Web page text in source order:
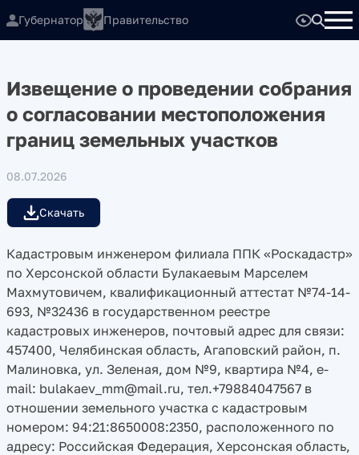
Губернатор Правительство
Извещение о проведении собрания
о согласовании местоположения
границ земельных участков
08.07.2026
Скачать
Кадастровым инженером филиала ППК «Роскадастр»
по Херсонской области Булакаевым Марселем
Махмутовичем, квалификационный аттестат №74-14-
693, №32436 в государственном реестре
кадастровых инженеров, почтовый адрес для связи:
457400, Челябинская область, Агаповский район, п.
Малиновка, ул. Зеленая, дом №9, квартира №4, e-
mail: bulakaev_mm@mail.ru, тел.+79884047567 в
отношении земельного участка с кадастровым
номером: 94:21:8650008:2350, расположенного по
адресу: Российская Федерация, Херсонская область,